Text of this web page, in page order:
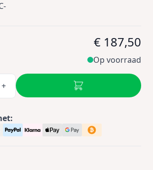
€ 187,50
Op voorraad
+